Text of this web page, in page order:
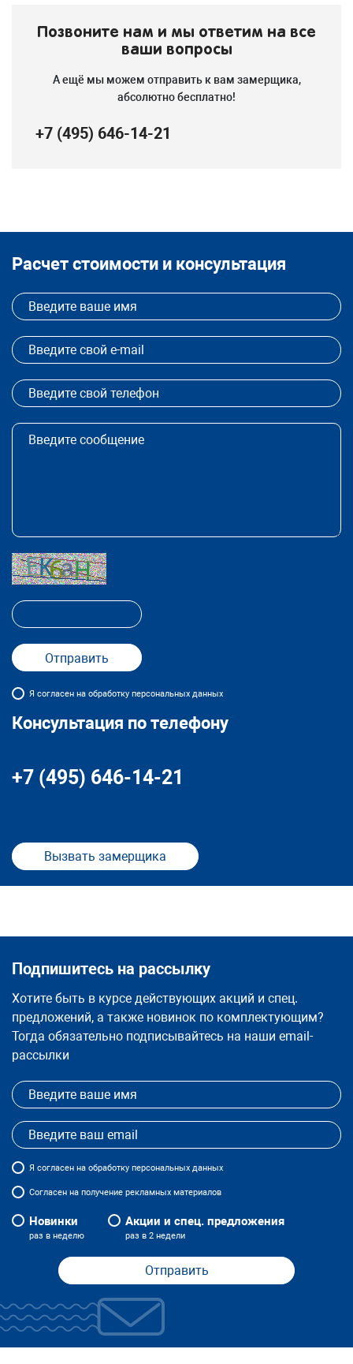
Позвоните нам и мы ответим на все
ваши вопросы
А ещё мы можем отправить к вам замерщика,
абсолютно бесплатно!
+7 (495) 646-14-21
Расчет стоимости и консультация
Я согласен на обработку персональных данных
Консультация по телефону
+7 (495) 646-14-21
Вызвать замерщика
Подпишитесь на рассылку
Хотите быть в курсе действующих акций и спец.
предложений, а также новинок по комплектующим?
Тогда обязательно подписывайтесь на наши email-
рассылки
Я согласен на обработку персональных данных
Согласен на получение рекламных материалов
Новинки
раз в неделю
Акции и спец. предложения
раз в 2 недели
Отправить